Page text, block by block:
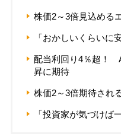
株価2～3倍見込める
「おかしいくらいに
配当利回り4％超！
昇に期待
株価2～3倍期待され
「投資家が気づけば